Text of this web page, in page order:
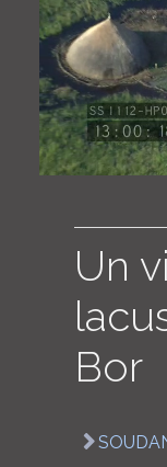
Un
Bor